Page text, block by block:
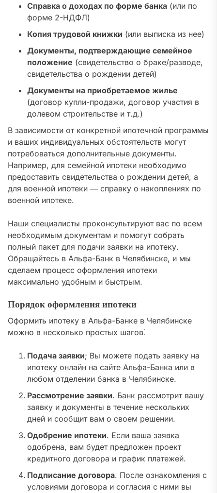
Справка о доходах по форме банка (или по
форме 2-НДФЛ)
Копия трудовой книжки (или выписка из нее)
Документы, подтверждающие семейное
положение (свидетельство о браке/разводе,
свидетельства о рождении детей)
Документы на приобретаемое жилье
(договор купли-продажи, договор участия в
долевом строительстве и т.д.)
В зависимости от конкретной ипотечной программы
и ваших индивидуальных обстоятельств могут
потребоваться дополнительные документы.
Например, для семейной ипотеки необходимо
предоставить свидетельства о рождении детей, а
для военной ипотеки ― справку о накоплениях по
военной ипотеке.
Наши специалисты проконсультируют вас по всем
необходимым документам и помогут собрать
полный пакет для подачи заявки на ипотеку.
Обращайтесь в Альфа-Банк в Челябинске, и мы
сделаем процесс оформления ипотеки
максимально удобным и быстрым.
Порядок оформления ипотеки
Оформить ипотеку в Альфа-Банке в Челябинске
можно в несколько простых шагов⁚
Подача заявки; Вы можете подать заявку на
ипотеку онлайн на сайте Альфа-Банка или в
любом отделении банка в Челябинске.
Рассмотрение заявки. Банк рассмотрит вашу
заявку и документы в течение нескольких
дней и сообщит вам о своем решении.
Одобрение ипотеки. Если ваша заявка
одобрена, вам будет предложен проект
кредитного договора и график платежей.
Подписание договора. После ознакомления с
условиями договора и согласия с ними вы